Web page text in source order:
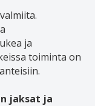
ja
toiminta on
jaksat ja